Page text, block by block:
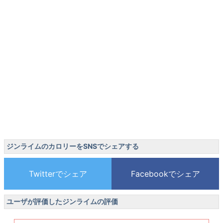
ジンライムのカロリーをSNSでシェアする
ユーザが評価したジンライムの評価